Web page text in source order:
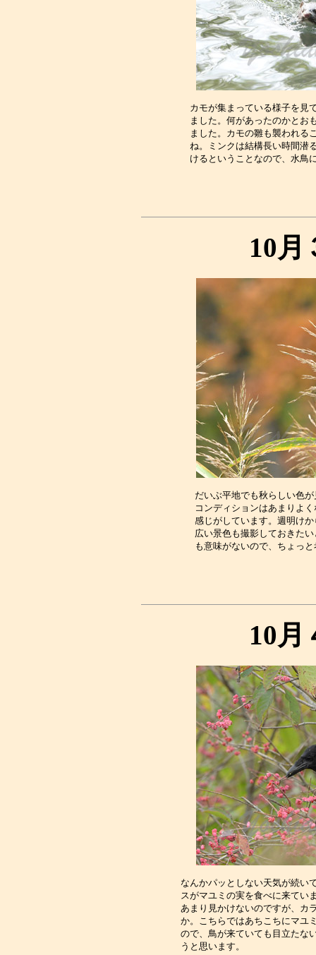
カモが集まっている様子を見
ました。何があったのかとお
ました。カモの雛も襲われる
ね。ミンクは結構長い時間潜
10月
だいぶ平地でも秋らしい色
コンディションはあまりよ
感じがしています。週明け
広い景色も撮影しておきた
10月
なんかパッとしない天気が続い
スがマユミの実を食べに来てい
あまり見かけないのですが、カ
か。こちらではあちこちにマユ
ので、鳥が来ていても目立たな